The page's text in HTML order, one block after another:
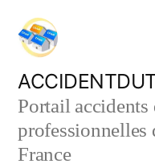
Aller
contenu
Portail
professionnelles
France